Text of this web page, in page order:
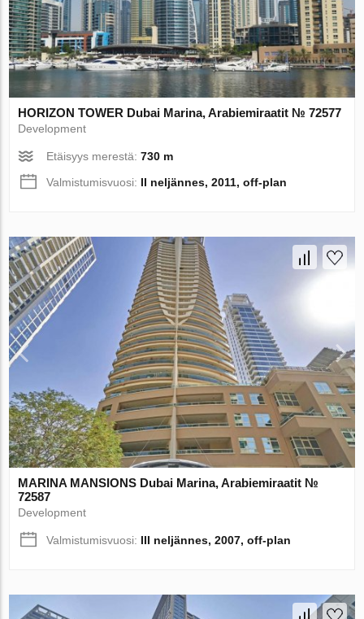
HORIZON TOWER Dubai Marina, Arabiemiraatit № 72577
Development
Etäisyys merestä:730 m
Valmistumisvuosi: II neljännes, 2011, off-plan
MARINA MANSIONS Dubai Marina, Arabiemiraatit №
72587
Development
Valmistumisvuosi: III neljännes, 2007, off-plan